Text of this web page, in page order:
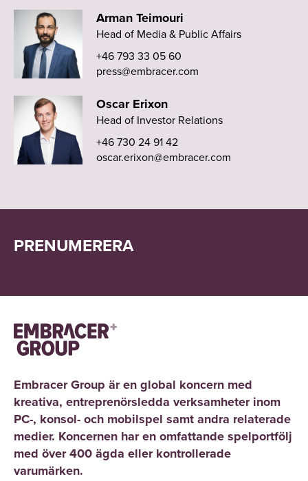
Arman Teimouri
Head of Media & Public Affairs
+46 793 33 05 60
press@embracer.com
Oscar Erixon
Head of Investor Relations
+46 730 24 91 42
oscar.erixon@embracer.com
PRENUMERERA
Embracer Group är en global koncern med
kreativa, entreprenörsledda verksamheter inom
PC-, konsol- och mobilspel samt andra relaterade
medier. Koncernen har en omfattande spelportfölj
med över 400 ägda eller kontrollerade
varumärken.